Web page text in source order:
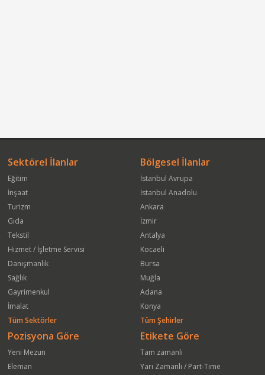
Sektörel İlanlar
Eğitim
İnşaat
Turizm
Gıda
Tekstil
Hizmet / İşletme Servisi
Danışmanlık
Sağlık
Gayrimenkul
İmalat
Tüm Sektörler
Bölgesel İlanlar
İstanbul Avrupa
İstanbul Anadolu
Ankara
İzmir
Antalya
Kocaeli
Bursa
Muğla
Adana
Konya
Tüm Şehirler
Pozisyona Göre
Yeni Mezun
Eleman
Etikete Göre
Tam zamanlı
Yarı Zamanlı / Part-Time